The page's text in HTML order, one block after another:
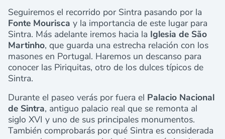
Seguiremos el recorrido por Sintra pasando por la
Fonte Mourisca y la importancia de este lugar para
Sintra. Más adelante iremos hacia la Iglesia de São
Martinho, que guarda una estrecha relación con los
masones en Portugal. Haremos un descanso para
conocer las Piriquitas, otro de los dulces típicos de
Sintra.
Durante el paseo verás por fuera el Palacio Nacional
de Sintra, antiguo palacio real que se remonta al
siglo XVI y uno de sus principales monumentos.
También comprobarás por qué Sintra es considerada